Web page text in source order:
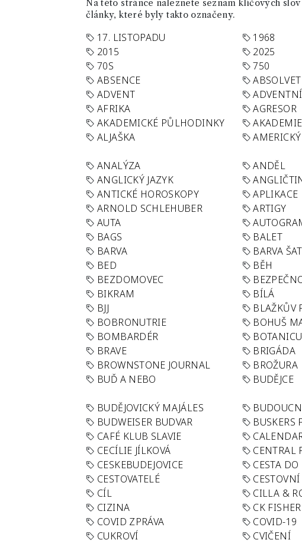
Na této stránce naleznete seznam klíčových
články, které byly takto označeny.
17. LISTOPADU 1968
2015
2025
70S
750
ABSENCE
ABSOLVET
ADVENT
AFRIKA
AGRESOR
AKADEMICKÉ PŮLHODINKY
AKADEMIE
ALJAŠKA
ANALÝZA ANDĚL
ANGLICKÝ JAZYK
ANTICKÉ HOROSKOPY
APLIKACE
ARNOLD SCHLEHUBER
ARTIGY
AUTA
BAGS
BALET
BARVA
BARVA
BED
BĚH
BEZDOMOVEC
BIKRAM
BÍLÁ
BJJ
BLAŽKŮV
BOBRONUTRIE
BOHUŠ
BOMBARDÉR
BRAVE
BRIGÁDA
BROWNSTONE JOURNAL
BROŽURA
BUĎ A NEBO
BUDĚJCE
BUDĚJOVICKÝ MAJÁLES
BUDWEISER BUDVAR
BUSKERS
CAFÉ KLUB SLAVIE
CECÍLIE JÍLKOVÁ
CENTRAL
CESKEBUDEJOVICE
CESTA
CESTOVATELÉ
CESTOVNÍ
CÍL
CILLA &
CIZINA
CK FISHER
COVID ZPRÁVA
COVID-19
CUKROVÍ
CVIČENÍ